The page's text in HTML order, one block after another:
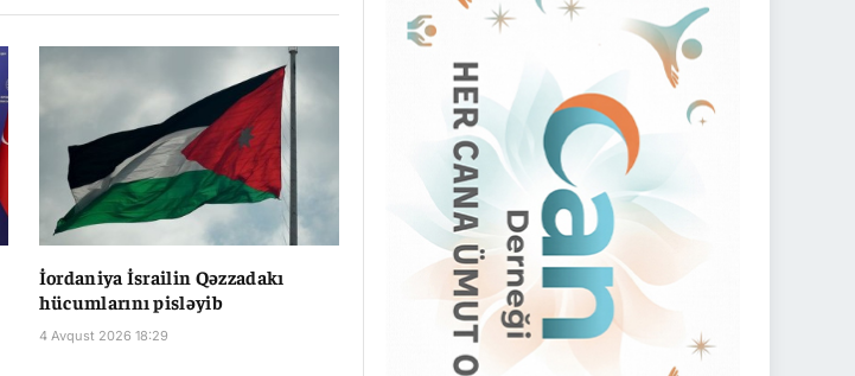
İordaniya İsrailin Qəzzadakı
hücumlarını pisləyib
4 Avqust 2026 18:29